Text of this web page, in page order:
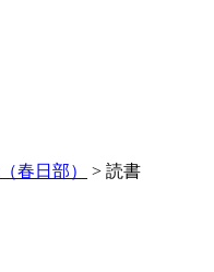
春日部） > 読書